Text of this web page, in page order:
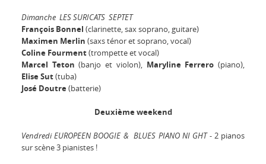
Dimanche LES SURICATS SEPTET
François Bonnel (clarinette, sax soprano, guitare)
Maximen Merlin (saxs ténor et soprano, vocal)
Coline Fourment(trompette et vocal)
Marcel Teton (banjo et violon), Maryline Ferrero (piano),
Elise Sut(tuba)
José Doutre(batterie)
Deuxième weekend
Vendredi EUROPEEN BOOGIE & BLUES PIANO NI GHT - 2 pianos
sur scène 3 pianistes !